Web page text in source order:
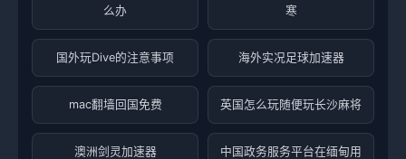
么办
寒
国外玩Dive的注意事项 海外实况足球加速器
mac翻墙回国免费 英国怎么玩随便玩长沙麻将
澳洲剑灵加速器
中国政务服务平台在缅甸用